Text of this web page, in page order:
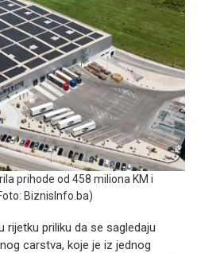
prihode od 458 miliona KM i
BiznisInfo.ba)
rijetku priliku da se sagledaju
carstva, koje je iz jednog